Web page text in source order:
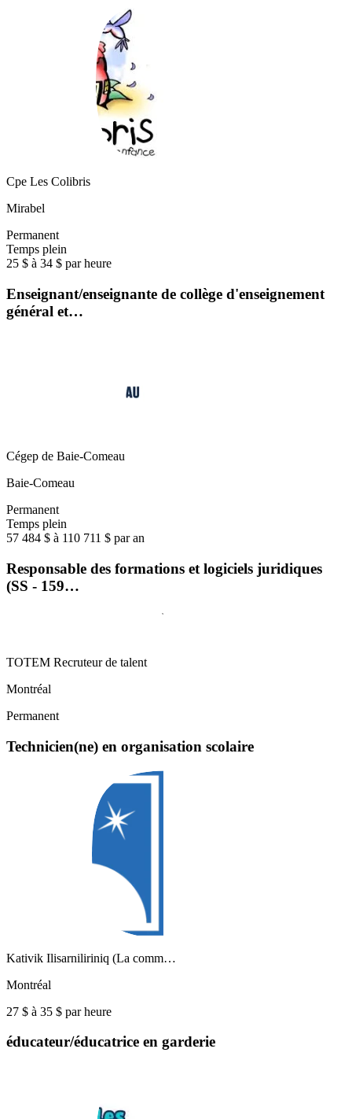
Cpe Les Colibris
Mirabel
Permanent
Temps plein
25 $ à 34 $ par heure
Enseignant/enseignante de collège d'enseignement
général et…
Cégep de Baie-Comeau
Baie-Comeau
Permanent
Temps plein
57 484 $ à 110 711 $ par an
Responsable des formations et logiciels juridiques
(SS - 159…
TOTEM Recruteur de talent
Montréal
Permanent
Technicien(ne) en organisation scolaire
Kativik Ilisarniliriniq (La comm…
Montréal
27 $ à 35 $ par heure
éducateur/éducatrice en garderie